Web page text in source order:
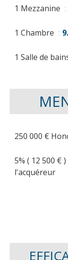
1 Mezzanine
1 Chambre
1 Salle de
250 000 €
5% ( 12 500 €
l'acquéreur